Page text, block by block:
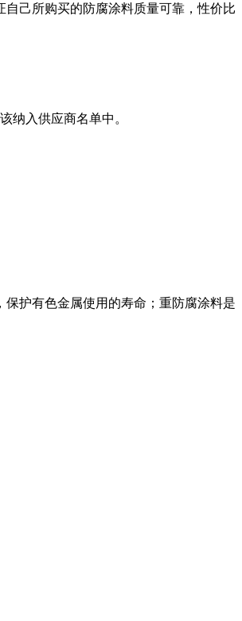
己所购买的防腐涂料质量可靠，性价比
纳入供应商名单中。
护有色金属使用的寿命；重防腐涂料是